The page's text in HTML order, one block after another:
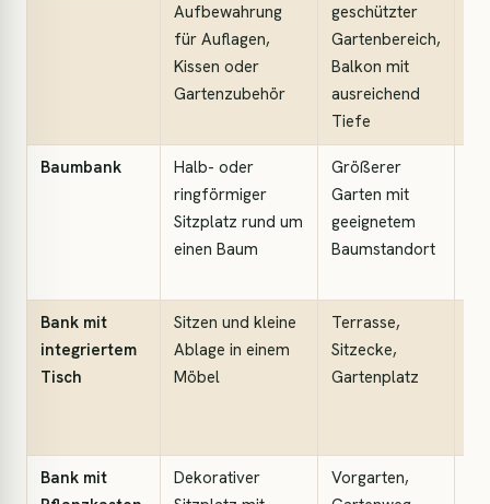
Aufbewahrung
für Auflagen,
Kissen oder
Gartenzubehör
geschützter
Gartenbereich,
Balkon mit
ausreichend
Tiefe
Baumbank
Halb- oder
ringförmiger
Sitzplatz rund um
einen Baum
Größerer
Garten mit
geeignetem
Baumstandort
Bank mit
integriertem
Tisch
Sitzen und kleine
Ablage in einem
Möbel
Terrasse,
Sitzecke,
Gartenplatz
Bank mit
Dekorativer
Vorgarten,